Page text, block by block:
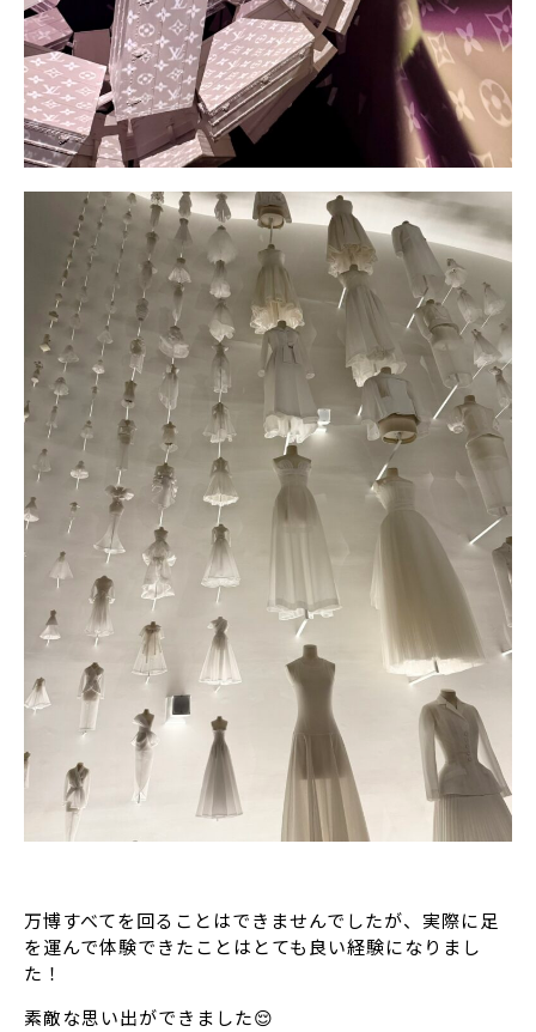
万博すべてを回ることはできませんでしたが、実際に足
を運んで体験できたことはとても良い経験になりまし
た！
素敵な思い出ができました😌